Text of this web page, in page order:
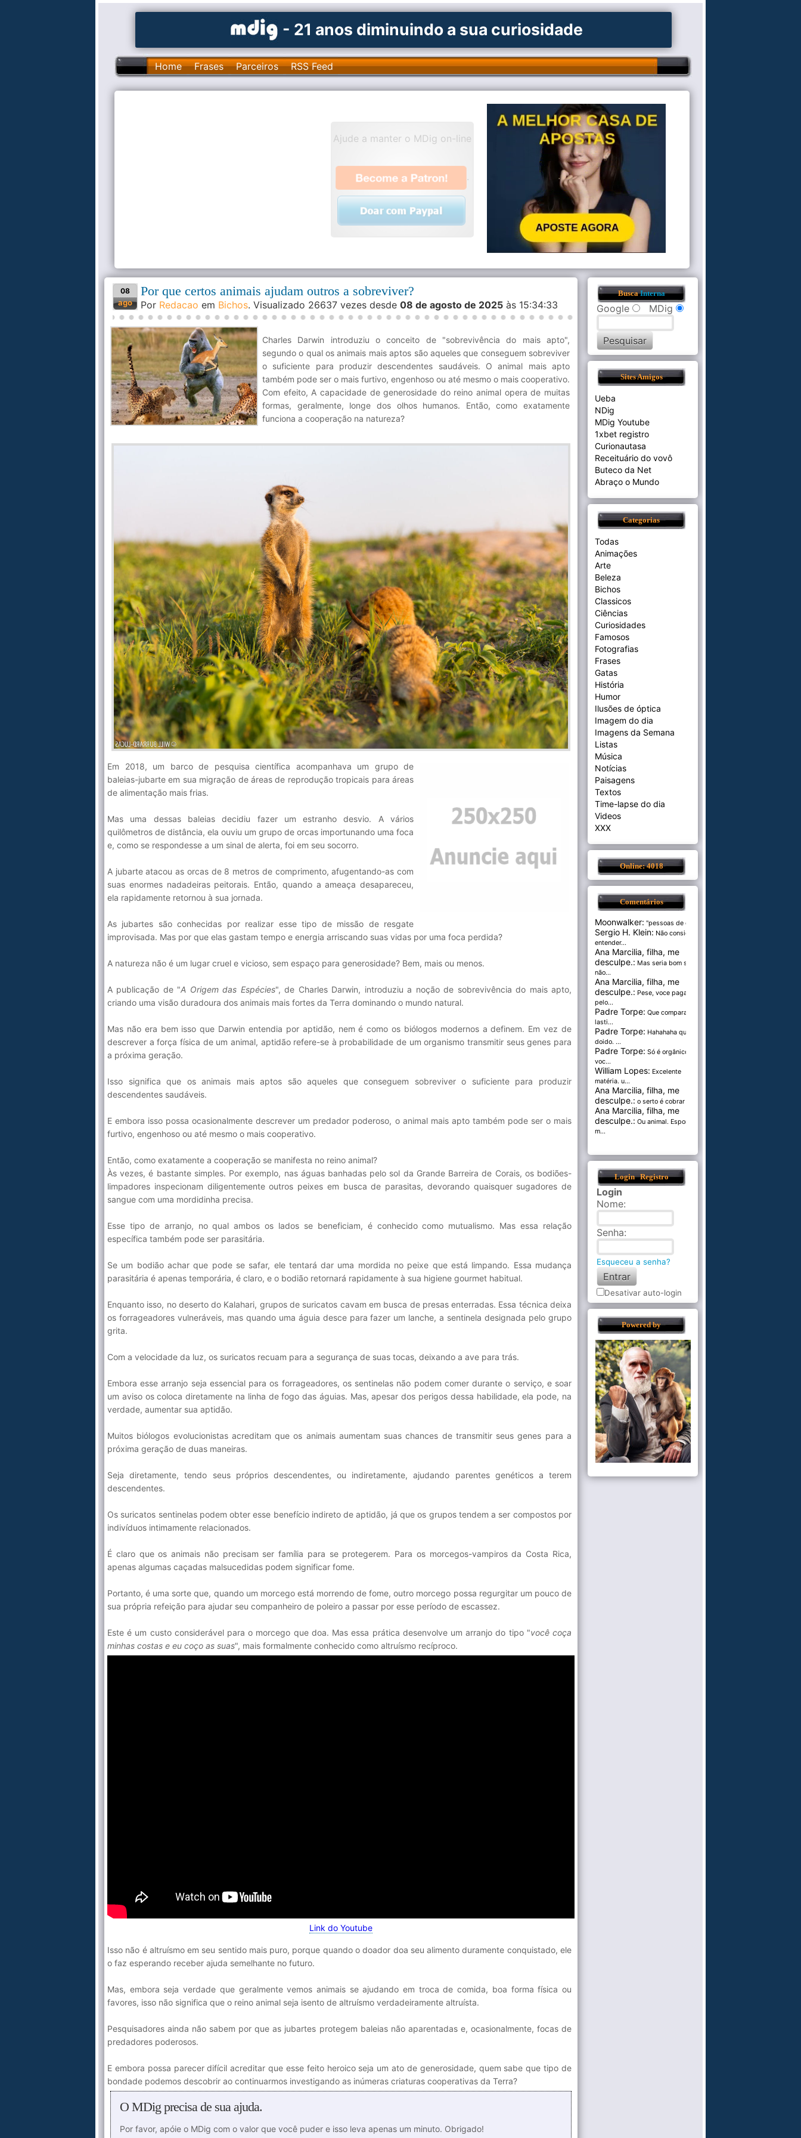
- 21 anos diminuindo a sua curiosidade
Home Frases Parceiros RSS Feed
Ajude a manter o MDig on-line
.
08
ago
Por que certos animais ajudam outros a sobreviver?
Por Redacao em Bichos. Visualizado 26637 vezes desde 08 de agosto de 2025 às 15:34:33
Charles Darwin introduziu o conceito de "sobrevivência do mais apto",
segundo o qual os animais mais aptos são aqueles que conseguem sobreviver
o suficiente para produzir descendentes saudáveis. O animal mais apto
também pode ser o mais furtivo, engenhoso ou até mesmo o mais cooperativo.
Com efeito, A capacidade de generosidade do reino animal opera de muitas
formas, geralmente, longe dos olhos humanos. Então, como exatamente
funciona a cooperação na natureza?
Em 2018, um barco de pesquisa científica acompanhava um grupo de
baleias-jubarte em sua migração de áreas de reprodução tropicais para áreas
de alimentação mais frias.
Mas uma dessas baleias decidiu fazer um estranho desvio. A vários
quilômetros de distância, ela ouviu um grupo de orcas importunando uma foca
e, como se respondesse a um sinal de alerta, foi em seu socorro.
A jubarte atacou as orcas de 8 metros de comprimento, afugentando-as com
suas enormes nadadeiras peitorais. Então, quando a ameaça desapareceu,
ela rapidamente retornou à sua jornada.
As jubartes são conhecidas por realizar esse tipo de missão de resgate
improvisada. Mas por que elas gastam tempo e energia arriscando suas vidas por uma foca perdida?
A natureza não é um lugar cruel e vicioso, sem espaço para generosidade? Bem, mais ou menos.
A publicação de "A Origem das Espécies", de Charles Darwin, introduziu a noção de sobrevivência do mais apto,
criando uma visão duradoura dos animais mais fortes da Terra dominando o mundo natural.
Mas não era bem isso que Darwin entendia por aptidão, nem é como os biólogos modernos a definem. Em vez de
descrever a força física de um animal, aptidão refere-se à probabilidade de um organismo transmitir seus genes para
a próxima geração.
Isso significa que os animais mais aptos são aqueles que conseguem sobreviver o suficiente para produzir
descendentes saudáveis.
E embora isso possa ocasionalmente descrever um predador poderoso, o animal mais apto também pode ser o mais
furtivo, engenhoso ou até mesmo o mais cooperativo.
Então, como exatamente a cooperação se manifesta no reino animal?
Às vezes, é bastante simples. Por exemplo, nas águas banhadas pelo sol da Grande Barreira de Corais, os bodiões-
limpadores inspecionam diligentemente outros peixes em busca de parasitas, devorando quaisquer sugadores de
sangue com uma mordidinha precisa.
Esse tipo de arranjo, no qual ambos os lados se beneficiam, é conhecido como mutualismo. Mas essa relação
específica também pode ser parasitária.
Se um bodião achar que pode se safar, ele tentará dar uma mordida no peixe que está limpando. Essa mudança
parasitária é apenas temporária, é claro, e o bodião retornará rapidamente à sua higiene gourmet habitual.
Enquanto isso, no deserto do Kalahari, grupos de suricatos cavam em busca de presas enterradas. Essa técnica deixa
os forrageadores vulneráveis, mas quando uma águia desce para fazer um lanche, a sentinela designada pelo grupo
grita.
Com a velocidade da luz, os suricatos recuam para a segurança de suas tocas, deixando a ave para trás.
Embora esse arranjo seja essencial para os forrageadores, os sentinelas não podem comer durante o serviço, e soar
um aviso os coloca diretamente na linha de fogo das águias. Mas, apesar dos perigos dessa habilidade, ela pode, na
verdade, aumentar sua aptidão.
Muitos biólogos evolucionistas acreditam que os animais aumentam suas chances de transmitir seus genes para a
próxima geração de duas maneiras.
Seja diretamente, tendo seus próprios descendentes, ou indiretamente, ajudando parentes genéticos a terem
descendentes.
Os suricatos sentinelas podem obter esse benefício indireto de aptidão, já que os grupos tendem a ser compostos por
indivíduos intimamente relacionados.
É claro que os animais não precisam ser família para se protegerem. Para os morcegos-vampiros da Costa Rica,
apenas algumas caçadas malsucedidas podem significar fome.
Portanto, é uma sorte que, quando um morcego está morrendo de fome, outro morcego possa regurgitar um pouco de
sua própria refeição para ajudar seu companheiro de poleiro a passar por esse período de escassez.
Este é um custo considerável para o morcego que doa. Mas essa prática desenvolve um arranjo do tipo "você coça
minhas costas e eu coço as suas", mais formalmente conhecido como altruísmo recíproco.
Link do Youtube
Isso não é altruísmo em seu sentido mais puro, porque quando o doador doa seu alimento duramente conquistado, ele
o faz esperando receber ajuda semelhante no futuro.
Mas, embora seja verdade que geralmente vemos animais se ajudando em troca de comida, boa forma física ou
favores, isso não significa que o reino animal seja isento de altruísmo verdadeiramente altruísta.
Pesquisadores ainda não sabem por que as jubartes protegem baleias não aparentadas e, ocasionalmente, focas de
predadores poderosos.
E embora possa parecer difícil acreditar que esse feito heroico seja um ato de generosidade, quem sabe que tipo de
bondade podemos descobrir ao continuarmos investigando as inúmeras criaturas cooperativas da Terra?
O MDig precisa de sua ajuda.
Por favor, apóie o MDig com o valor que você puder e isso leva apenas um minuto. Obrigado!
BuscaInterna
Google MDig
Sites Amigos
Ueba
NDig
MDig Youtube
1xbet registro
Curionautasa
Receituário do vovô
Buteco da Net
Abraço o Mundo
Categorias
Todas
Animações
Arte
Beleza
Bichos
Classicos
Ciências
Curiosidades
Famosos
Fotografias
Frases
Gatas
História
Humor
Ilusões de óptica
Imagem do dia
Imagens da Semana
Listas
Música
Notícias
Paisagens
Textos
Time-lapse do dia
Videos
XXX
Online: 4018
Comentários
Moonwalker: "pessoas de cer...
Sergio H. Klein: Não consigo
entender...
Ana Marcilia, filha, me
desculpe.: Mas seria bom se
não...
Ana Marcilia, filha, me
desculpe.: Pese, voce paga
pelo...
Padre Torpe: Que comparação
lasti...
Padre Torpe: Hahahaha que
doido. ...
Padre Torpe: Só é orgânico se
voc...
William Lopes: Excelente
matéria. u...
Ana Marcilia, filha, me
desculpe.: o serto é cobrar pel...
Ana Marcilia, filha, me
desculpe.: Ou animal. Esponja
m...
Login Registro
Login
Nome:
Senha:
Esqueceu a senha?
Desativar auto-login
Powered by